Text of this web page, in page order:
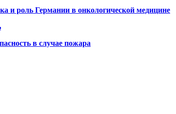
и роль Германии в онкологической медицине
в случае пожара